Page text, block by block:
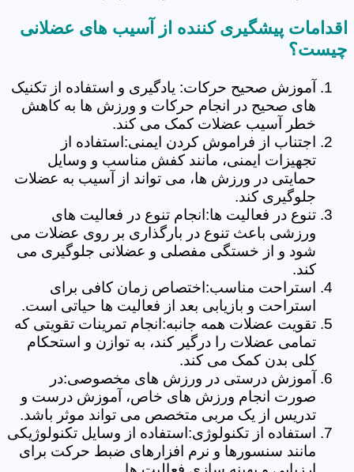
اقدامات پیشگیری کننده از آسیب های عضلانی
چیست؟
آموزش صحیح حرکات: یادگیری و استفاده از تکنیک
های صحیح در انجام حرکات و ورزش ها به کاهش
خطر آسیب عضلات کمک می کند.
اجتناب از فراموش کردن ایمنی:استفاده از
تجهیزات ایمنی، مانند کفش مناسب و وسایل
حمایتی در ورزش ها، می تواند از آسیب به عضلات
جلوگیری کند.
تنوع در فعالیت ها:انجام تنوع در فعالیت های
ورزشی باعث تنوع در بارگذاری بر روی عضلات می
شود و از خستگی مفصلی و عضلانی جلوگیری می
کند.
استراحت مناسب:اختصاص زمان کافی برای
استراحت و بازیابی بعد از فعالیت ها حیاتی است.
تقویت عضلات همه جانبه:انجام تمرینات تقویتی که
تمامی عضلات را درگیر کند، به توازن و استحکام
کلی بدن کمک می کند.
آموزش درستی در ورزش های مخصوصی:در
صورت انجام ورزش های خاص، آموزش درست و
تدریس از یک مربی متخصص می تواند موثر باشد.
استفاده از تکنولوژی:استفاده از وسایل تکنولوژیکی
مانند سنسورها و نرم افزارهای ضبط حرکت برای